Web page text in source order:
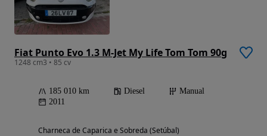
Fiat Punto Evo 1.3 M-Jet My Life Tom Tom 90g
1248 cm3 • 85 cv
185 010 km Diesel
Manual
2011
Charneca de Caparica e Sobreda (Setúbal)